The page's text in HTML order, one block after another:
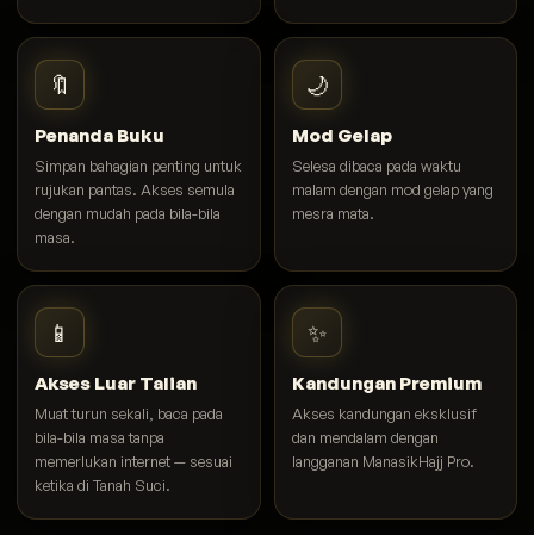
🔖
Penanda Buku
Simpan bahagian penting untuk
rujukan pantas. Akses semula
dengan mudah pada bila-bila
masa.
🌙
Mod Gelap
Selesa dibaca pada waktu
malam dengan mod gelap yang
mesra mata.
📱
Akses Luar Talian
Muat turun sekali, baca pada
bila-bila masa tanpa
memerlukan internet — sesuai
ketika di Tanah Suci.
✨
Kandungan Premium
Akses kandungan eksklusif
dan mendalam dengan
langganan ManasikHajj Pro.